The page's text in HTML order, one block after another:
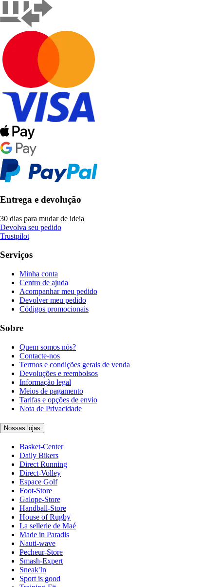
Entrega e devolução
30 dias para mudar de ideia
Devolva seu pedido
Trustpilot
Serviços
Minha conta
Centro de ajuda
Acompanhar meu pedido
Devolver meu pedido
Códigos promocionais
Sobre
Quem somos nós?
Contacte-nos
Termos e condições gerais de venda
Devoluções e reembolsos
Informação legal
Meios de pagamento
Tarifas e opções de envio
Nota de Privacidade
Nossas lojas
Basket-Center
Daily Bikers
Direct Running
Direct-Volley
Espace Golf
Foot-Store
Galope-Store
Handball-Store
House of Rugby
La sellerie de Maé
Made in Paradis
Nauti-wave
Pecheur-Store
Smash-Expert
Sneak'In
Sport is good